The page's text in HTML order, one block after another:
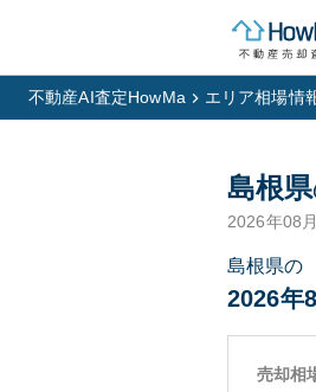
不動産AI査定HowMa エリア相場情
島根県
2026年08
島根県の
2026年
売却相